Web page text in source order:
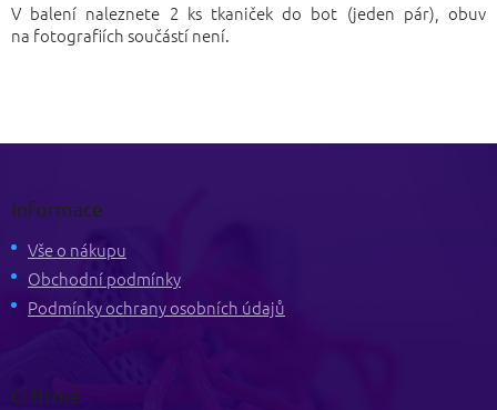
V balení naleznete 2 ks tkaniček do bot (jeden pár), obuv
na fotografiích součástí není.
Informace
Vše o nákupu
Obchodní podmínky
Podmínky ochrany osobních údajů
O firmě